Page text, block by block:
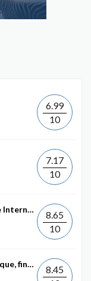
6.99
10
7.17
10
Diplôme d'établissement en Commerce International et...
8.65
10
Licence Professionnelle Assurance, banque, finance :...
8.45